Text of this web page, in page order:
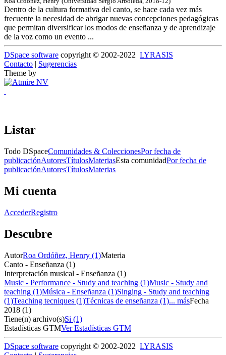
Dentro de la cultura formativa del canto, se hace cada vez más
frecuente la necesidad de abrigar nuevas concepciones pedagógicas
que permitan diversificar los modos de enseñanza y de aprendizaje
de la voz como un evento ...
DSpace software copyright © 2002-2022 LYRASIS
Contacto | Sugerencias
Theme by
Listar
Todo DSpaceComunidades & ColeccionesPor fecha de
publicaciónAutoresTítulosMateriasEsta comunidadPor fecha de
publicaciónAutoresTítulosMaterias
Mi cuenta
AccederRegistro
Descubre
AutorRoa Ordóñez, Henry (1)Materia
Canto - Enseñanza (1)
Interpretación musical - Enseñanza (1)
Music - Performance - Study and teaching (1)Music - Study and
teaching (1)Música - Enseñanza (1)Singing - Study and teaching
(1)Teaching tecniques (1)Técnicas de enseñanza (1)... másFecha
2018 (1)
Tiene(n) archivo(s)Si (1)
Estadísticas GTMVer Estadísticas GTM
DSpace software copyright © 2002-2022 LYRASIS